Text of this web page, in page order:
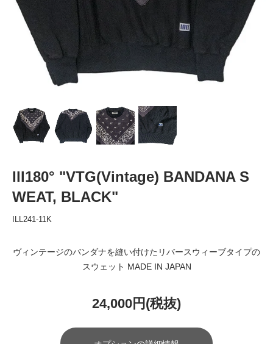
Ill180° "VTG(Vintage) BANDANA S
WEAT, BLACK"
ILL241-11K
ヴィンテージのバンダナを縫い付けたリバースウィーブタイプの
スウェット MADE IN JAPAN
24,000円(税抜)